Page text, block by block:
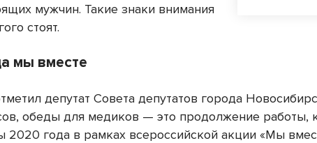
мужчин. Такие знаки внимания
стоят.
мы вместе
депутат Совета депутатов города
обеды для медиков — это продолжение работы,
2020 года в рамках всероссийской акции «Мы